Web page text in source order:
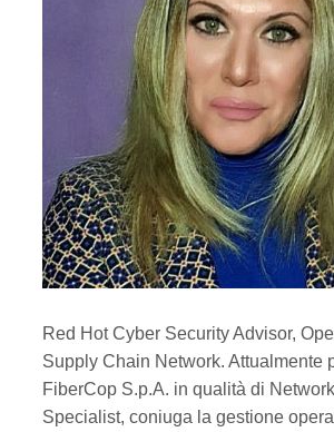
Red Hot Cyber Security Advisor,
Supply Chain Network. Attualmente
FiberCop S.p.A. in qualità di
Specialist, coniuga la gestione